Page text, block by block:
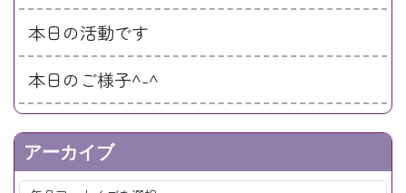
本日の活動です
本日のご様子^-^
アーカイブ